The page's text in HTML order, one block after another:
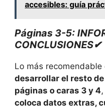
accesibles: guía
Páginas 3-5:
CONCLUSIONES✔
Lo más recomendable
desarrollar el resto
páginas o caras 3 y 4
coloca datos extras,